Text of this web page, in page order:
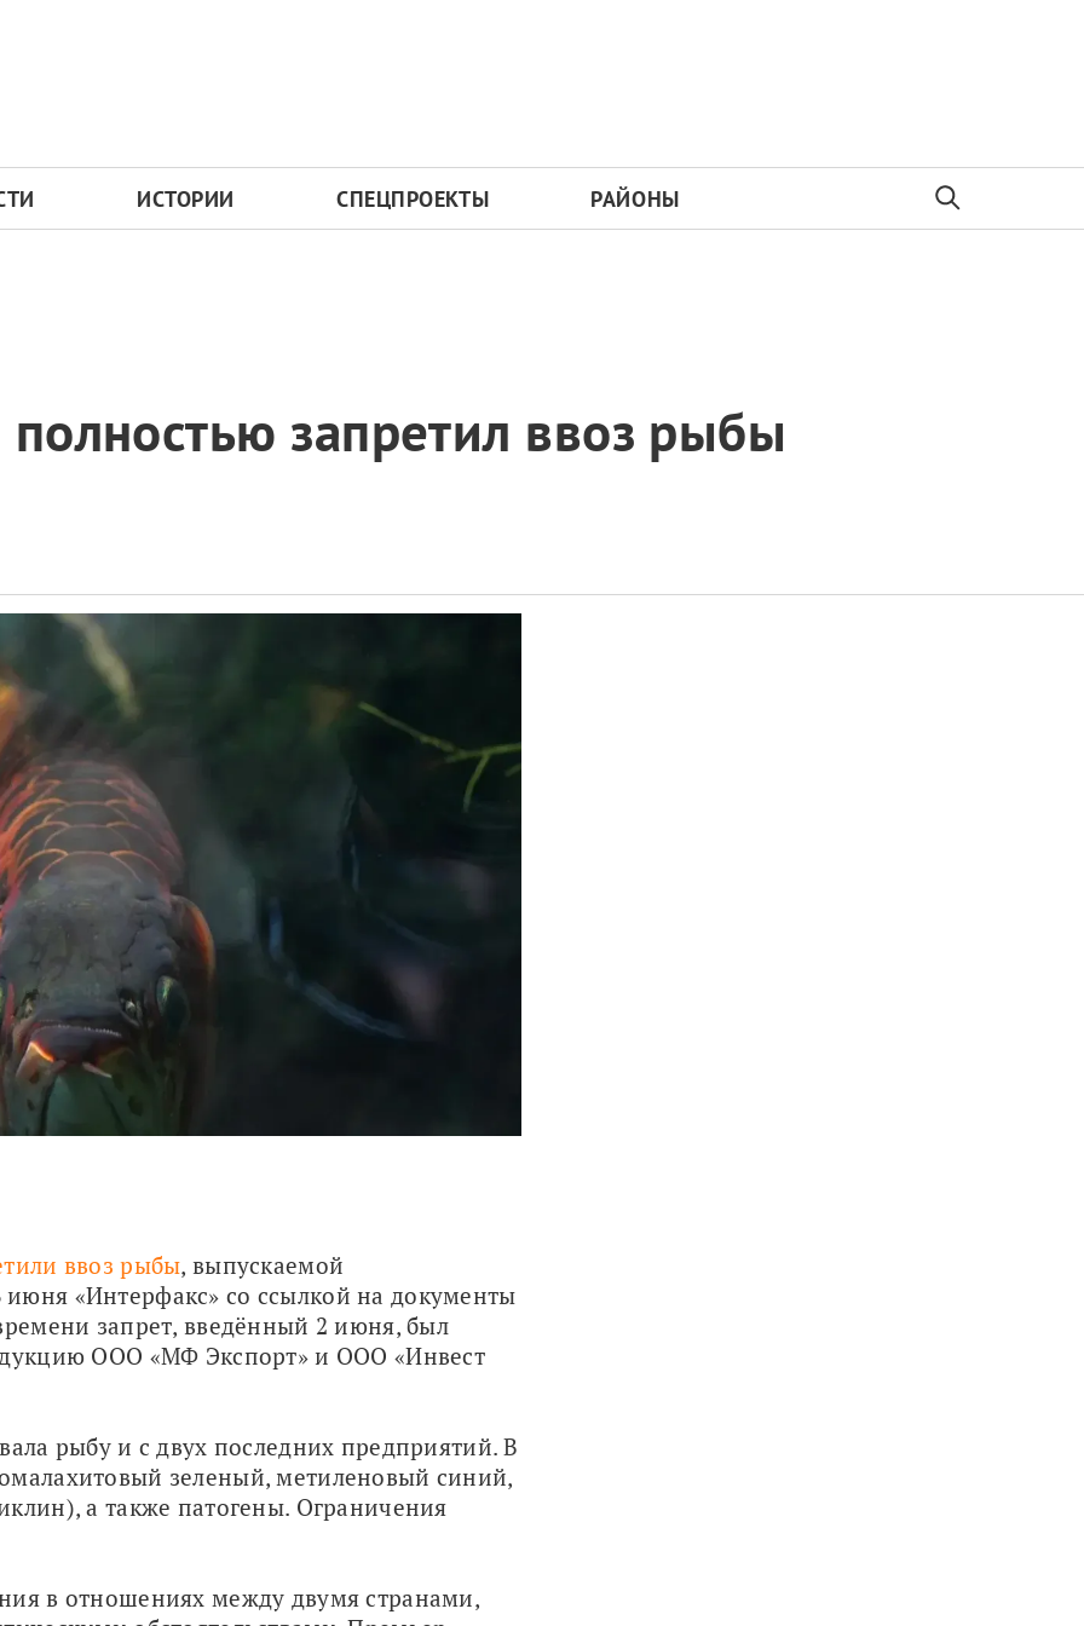
ИСТОРИИ СПЕЦПРОЕКТЫ РАЙОНЫ
полностью запретил ввоз рыбы
ввоз рыбы, выпускаемой
«Интерфакс» со ссылкой на документы
запрет, введённый 2 июня, был
ООО «МФ Экспорт» и ООО «Инвест
рыбу и с двух последних предприятий. В
зеленый, метиленовый синий,
а также патогены. Ограничения
в отношениях между двумя странами,